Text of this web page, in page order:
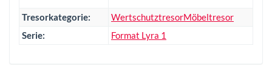
Tresorkategorie: WertschutztresorMöbeltresor
Serie:
Format Lyra 1